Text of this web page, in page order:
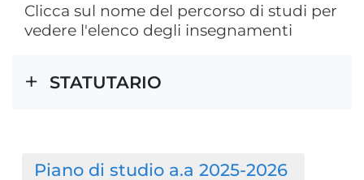
Clicca sul nome del percorso di studi per
vedere l'elenco degli insegnamenti
STATUTARIO
Piano di studio a.a 2025-2026